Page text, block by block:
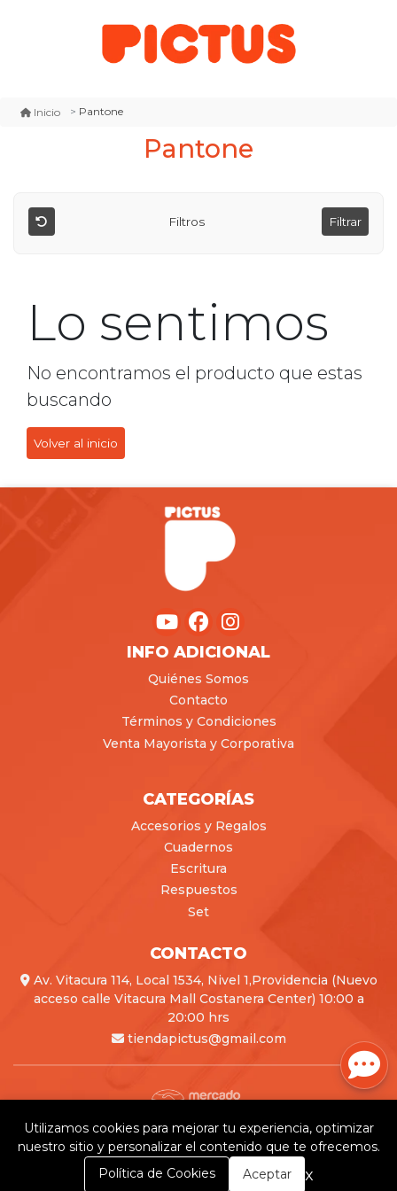
Inicio Pantone
Pantone
Filtros Filtrar
Lo sentimos
No encontramos el producto que estas
buscando
Volver al inicio
INFO ADICIONAL
Quiénes Somos
Contacto
Términos y Condiciones
Venta Mayorista y Corporativa
CATEGORÍAS
Accesorios y Regalos
Cuadernos
Escritura
Respuestos
Set
CONTACTO
Av. Vitacura 114, Local 1534, Nivel 1,Providencia (Nuevo
acceso calle Vitacura Mall Costanera Center) 10:00 a
20:00 hrs
tiendapictus@gmail.com
Pictus © 2026
Creado porBsale
0
Utilizamos cookies para mejorar tu experiencia, optimizar
nuestro sitio y personalizar el contenido que te ofrecemos.
Política de Cookies
Aceptar x